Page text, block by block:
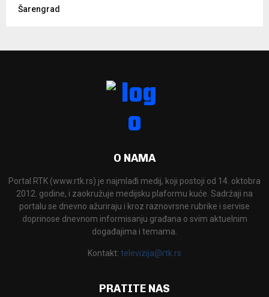
Šarengrad
O NAMA
Portal RTK (www.rtk.rs) je najmlađi medij, koji postoji od 14. oktobra
2012. godine, i zaokružuje medijsku plaformu kuće. Sadržaji na
portalu se dnevno ažuriraju i kroz raznovrsne rubrike i servise
doprinose dnevnom informisanju građana o svim aktuelnim
događajima i temama.
Kontakt: televizija@rtk.rs
PRATITE NAS